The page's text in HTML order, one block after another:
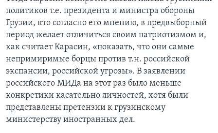
политиков т.е. президента и министра обороны
Грузии, кто согласно его мнению, в предвыборный
период желает отличиться своим патриотизмом и,
как считает Карасин, «показать, что они самые
непримиримые борцы против т.н. российской
экспансии, российской угрозы». В заявлении
российского МИДа на этот раз было меньше
конкретики касательно личностей, хотя были
представлены претензии к грузинскому
министерству иностранных дел.